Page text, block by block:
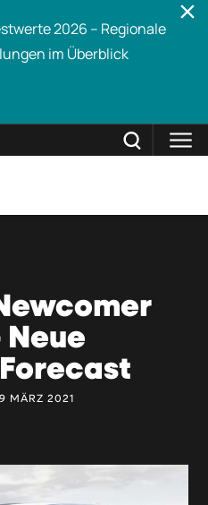
2026 – Regionale
im Überblick
Neue
MÄRZ 2021